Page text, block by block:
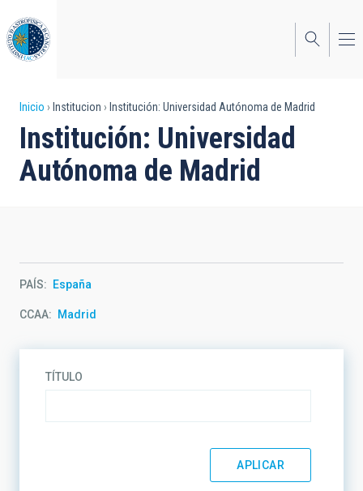
al
contenido
principal
Sobrescribir
enlaces
de
navegación
Inicio Institucion Institución: Universidad Autónoma de Madrid
Institución: Universidad
Autónoma de Madrid
PAÍS España
CCAA Madrid
TÍTULO